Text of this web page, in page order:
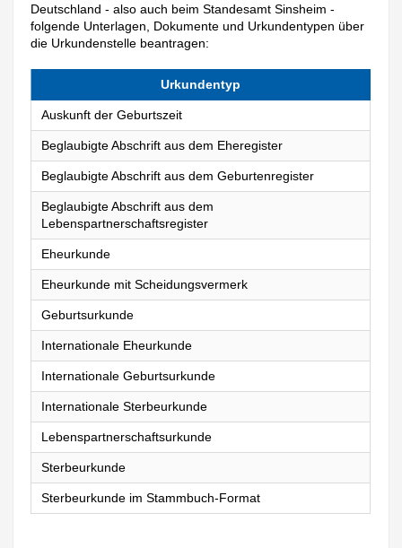
Deutschland - also auch beim Standesamt Sinsheim -
folgende Unterlagen, Dokumente und Urkundentypen über
die Urkundenstelle beantragen:
Urkundentyp
Auskunft der Geburtszeit
Beglaubigte Abschrift aus dem Eheregister
Beglaubigte Abschrift aus dem Geburtenregister
Beglaubigte Abschrift aus dem
Lebenspartnerschaftsregister
Eheurkunde
Eheurkunde mit Scheidungsvermerk
Geburtsurkunde
Internationale Eheurkunde
Internationale Geburtsurkunde
Internationale Sterbeurkunde
Lebenspartnerschaftsurkunde
Sterbeurkunde
Sterbeurkunde im Stammbuch-Format